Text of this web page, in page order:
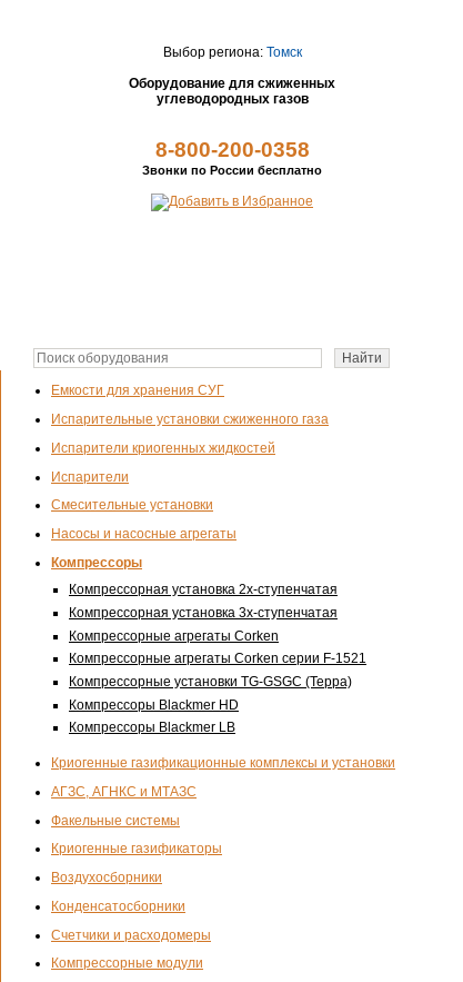
Выбор региона: Томск
Оборудование для сжиженных
углеводородных газов
8-800-200-0358
Звонки по России бесплатно
Емкости для хранения СУГ
Испарительные установки сжиженного газа
Испарители криогенных жидкостей
Испарители
Смесительные установки
Насосы и насосные агрегаты
Компрессоры
Компрессорная установка 2х-ступенчатая
Компрессорная установка 3х-ступенчатая
Компрессорные агрегаты Corken
Компрессорные агрегаты Corken серии F-1521
Компрессорные установки TG-GSGC (Терра)
Компрессоры Blackmer HD
Компрессоры Blackmer LB
Криогенные газификационные комплексы и установки
АГЗС, АГНКС и МТАЗС
Факельные системы
Криогенные газификаторы
Воздухосборники
Конденсатосборники
Счетчики и расходомеры
Компрессорные модули